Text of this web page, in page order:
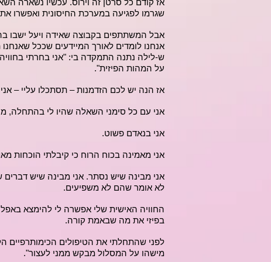
אז קודם כל סרטן זה וירוס. עכשיו נשארה
שגרמו לפגיעה במערכת החיסונית ואפשרו
אבל המשתתפים בקבוצה שאידה ויעל ישבו
אנחנו לומדים לאורך המיידעים שככל
ש-לילה נתנה התמקדה בי: "אני בחרתי
על המהות הפיזית".
אז הנה יש לכם הזדמנות – תסתכלו עליי –
אני עם כל סימני השאלה שהיו לי בהתחלה,
אני בנאדם פשוט.
אני מאמינה בכוח הרוח כי קיבלתי הוכחות
אני מבינה שיש נסתר. אני מבינה שיש
לא אומר שהם לא משפיעים.
החוויה האישית שלי אפשרה לי להימצא
בפיזי את מה שבאמת קורה.
לפני שהתחלתי את הטיפולים הכימותרפיים
מישהו על המסלול מבקש ממני לעצור".